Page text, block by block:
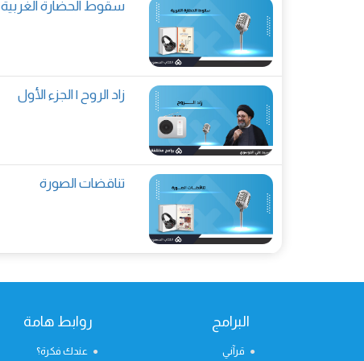
سقوط الحضارة الغربية
زاد الروح | الجزء الأول
تناقضات الصورة
البرامج
قرآني
روابط هامة
عندك فكرة؟